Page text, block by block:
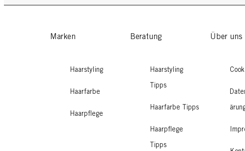
Marken
Haarstyling
Haarfarbe
Haarpflege
Beratung
Haarstyling
Tipps
Haarfarbe Tipps
Haarpflege
Tipps
Über uns